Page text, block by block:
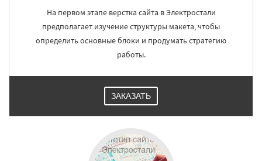
На первом этапе верстка сайта в Электростали
предполагает изучение структуры макета, чтобы
определить основные блоки и продумать стратегию
работы.
ЗАКАЗАТЬ